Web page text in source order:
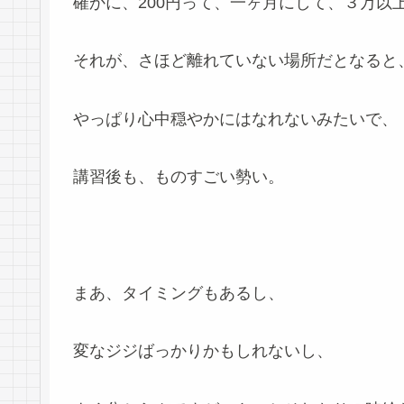
それが、さほど離れていない場所だとなると、
やっぱり心中穏やかにはなれないみたいで、
講習後も、ものすごい勢い。
まあ、タイミングもあるし、
変なジジばっかりかもしれないし、